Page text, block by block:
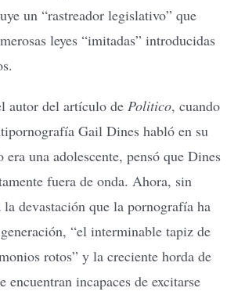
un “rastreador legislativo” que
leyes “imitadas” introducidas
autor del artículo de Politico, cuando
Gail Dines habló en su
era una adolescente, pensó que Dines
fuera de onda. Ahora, sin
devastación que la pornografía ha
“el interminable tapiz de
rotos” y la creciente horda de
encuentran incapaces de excitarse